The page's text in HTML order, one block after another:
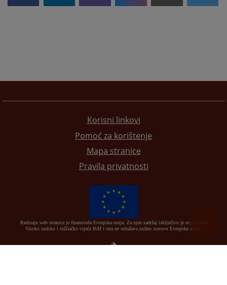
Korisni linkovi
Pomoć za korištenje
Mapa stranice
Pravila privatnosti
Redizajn web stranice je finansirala Evropska unija. Za njen sadržaj isključivo je odgovorno
Visoko sudsko i tužilačko vijeće BiH i ona ne odražava nužno stavove Evropske unije.